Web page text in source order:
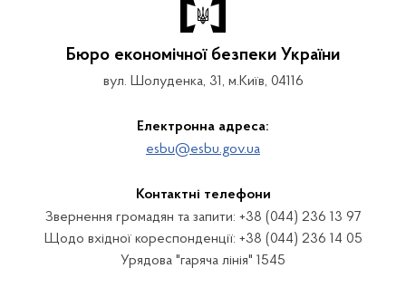
Бюро економічної безпеки України
вул. Шолуденка, 31, м.Київ, 04116
Електронна адреса:
esbu@esbu.gov.ua
Контактні телефони
Звернення громадян та запити: +38 (044) 236 13 97
Щодо вхідної кореспонденції: +38 (044) 236 14 05
Урядова "гаряча лінія" 1545